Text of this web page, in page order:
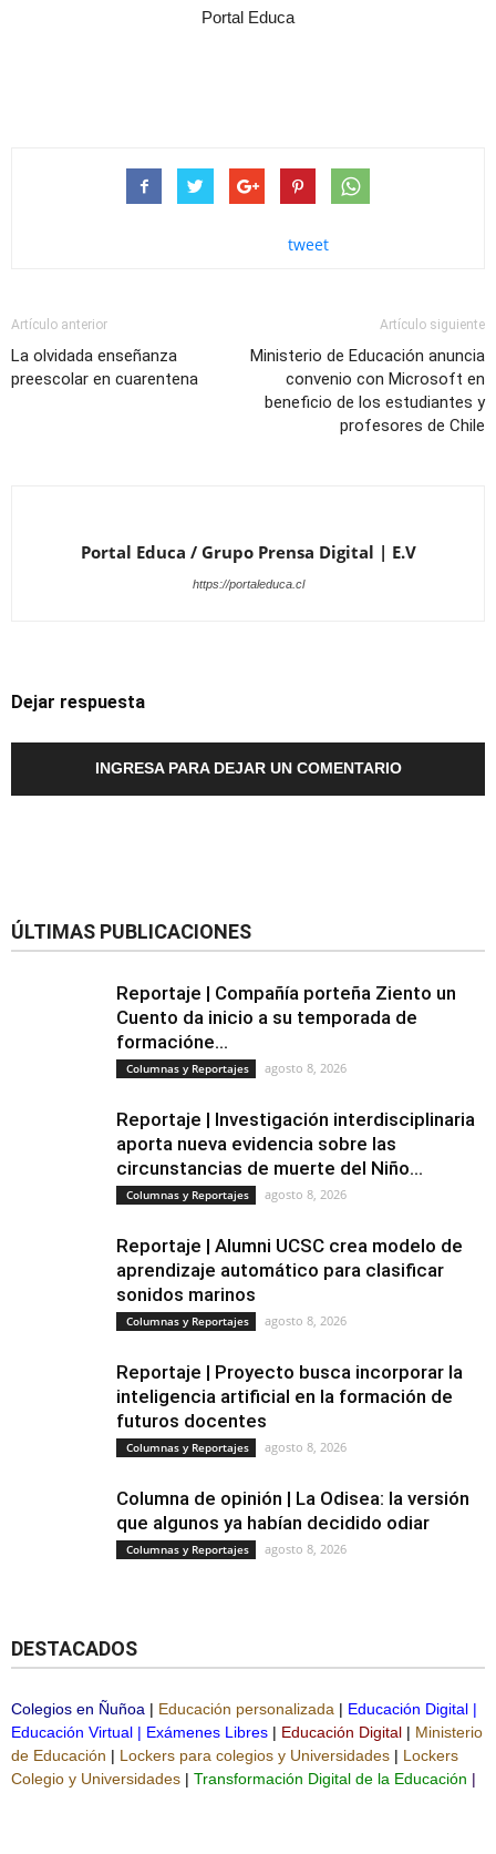
Portal Educa
tweet
Artículo anterior
La olvidada enseñanza
preescolar en cuarentena
Artículo siguiente
Ministerio de Educación anuncia
convenio con Microsoft en
beneficio de los estudiantes y
profesores de Chile
Portal Educa / Grupo Prensa Digital | E.V
https://portaleduca.cl
Dejar respuesta
INGRESA PARA DEJAR UN COMENTARIO
ÚLTIMAS PUBLICACIONES
Reportaje | Compañía porteña Ziento un
Cuento da inicio a su temporada de
formacióne...
Columnas y Reportajes agosto 8, 2026
Reportaje | Investigación interdisciplinaria
aporta nueva evidencia sobre las
circunstancias de muerte del Niño...
Columnas y Reportajes agosto 8, 2026
Reportaje | Alumni UCSC crea modelo de
aprendizaje automático para clasificar
sonidos marinos
Columnas y Reportajes agosto 8, 2026
Reportaje | Proyecto busca incorporar la
inteligencia artificial en la formación de
futuros docentes
Columnas y Reportajes agosto 8, 2026
Columna de opinión | La Odisea: la versión
que algunos ya habían decidido odiar
Columnas y Reportajes agosto 8, 2026
DESTACADOS
Colegios en Ñuñoa | Educación personalizada | Educación Digital |
Educación Virtual | Exámenes Libres | Educación Digital | Ministerio
de Educación | Lockers para colegios y Universidades | Lockers
Colegio y Universidades | Transformación Digital de la Educación |